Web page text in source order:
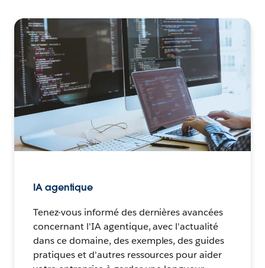
IA agentique
Tenez-vous informé des dernières avancées
concernant l'IA agentique, avec l'actualité
dans ce domaine, des exemples, des guides
pratiques et d'autres ressources pour aider